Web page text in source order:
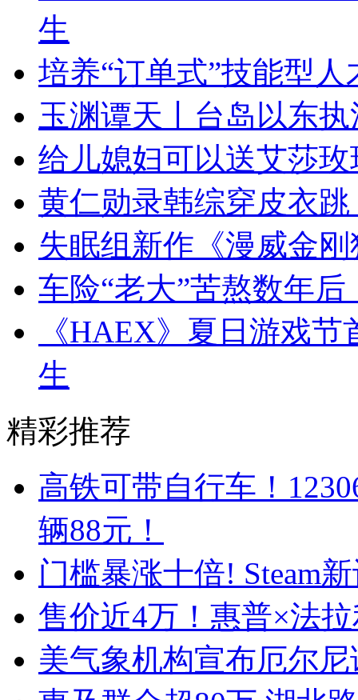
生
培养“订单式”技能型
玉渊谭天丨台岛以东
给儿媳妇可以送艾莎
黄仁勋录韩综穿皮衣
失眠组新作《漫威金
车险“老大”苦熬数年
《HAEX》夏日游戏
生
精彩推荐
高铁可带自行车！
辆88元！
门槛暴涨十倍! Steam
售价近4万！惠普×法
美气象机构宣布厄尔